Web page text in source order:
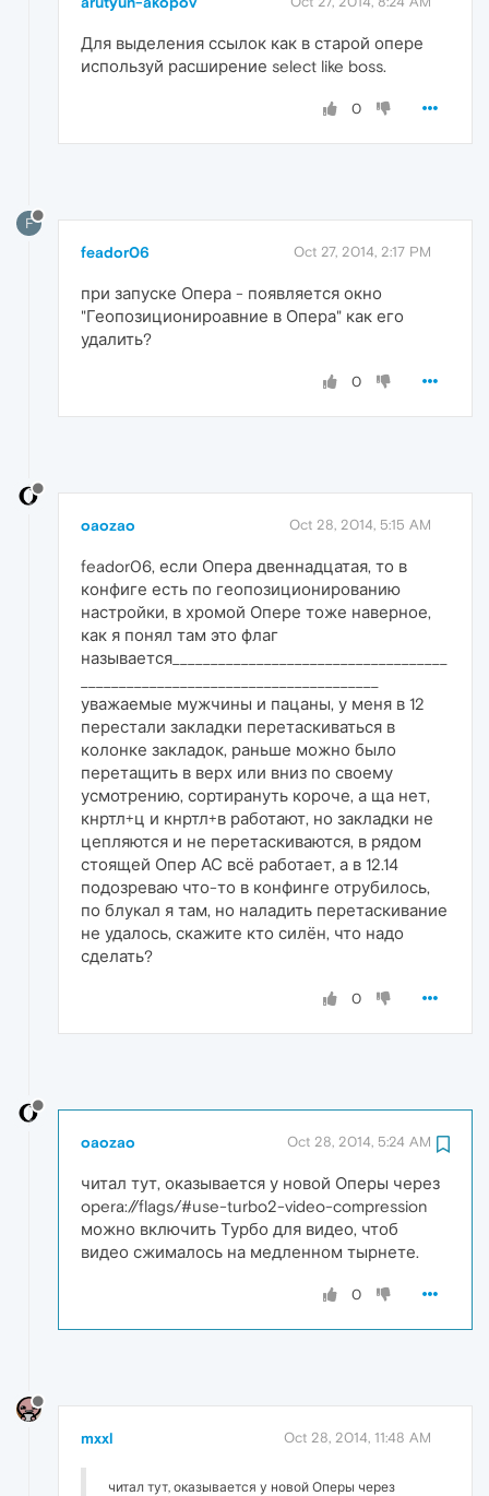
Для выделения ссылок как в старой опере
используй расширение select like boss.
0
F
feador06 Oct 27, 2014, 2:17 PM
при запуске Опера - появляется окно
"Геопозиционироавние в Опера" как его
удалить?
0
oaozao Oct 28, 2014, 5:15 AM
feador06, если Опера двеннадцатая, то в
конфиге есть по геопозиционированию
настройки, в хромой Опере тоже наверное,
как я понял там это флаг
называется____________________________________
уважаемые мужчины и пацаны, у меня в 12
перестали закладки перетаскиваться в
колонке закладок, раньше можно было
перетащить в верх или вниз по своему
усмотрению, сортирануть короче, а ща нет,
кнртл+ц и кнртл+в работают, но закладки не
цепляются и не перетаскиваются, в рядом
стоящей Опер АС всё работает, а в 12.14
подозреваю что-то в конфинге отрубилось,
по блукал я там, но наладить перетаскивание
не удалось, скажите кто силён, что надо
сделать?
0
oaozao Oct 28, 2014, 5:24 AM
читал тут, оказывается у новой Оперы через
opera://flags/#use-turbo2-video-compression
можно включить Турбо для видео, чтоб
видео сжималось на медленном тырнете.
0
mxxl Oct 28, 2014, 11:48 AM
читал тут, оказывается у новой Оперы через